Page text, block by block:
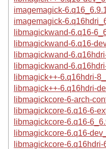
imagemagick-
imagemagick-
libmagickwand-6.q16-
libmagickwand-6.q16-
libmagickwand-
libmagickwand-
libmagick++-6.q16hdri-
libmagick++-6.q16hdri-
libmagickcore-6-arch-
libmagickcore-6.q16-6-
libmagickcore-6.q16-
libmagickcore-6.q16-
libmagickcore-